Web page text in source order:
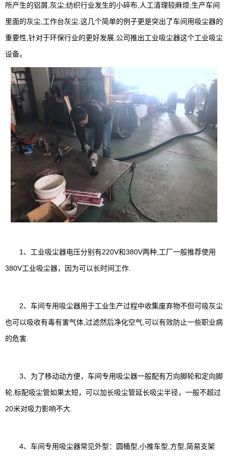
所产生的铝屑,灰尘;纺织行业发生的小碎布,人工清理较麻烦;生产车间
里面的灰尘,工作台灰尘.这几个简单的例子更是突出了车间用吸尘器的
重要性,针对于环保行业的更好发展,公司推出工业吸尘器这个工业吸尘
设备。
1、工业吸尘器电压分别有220V和380V两种,工厂一般推荐使用
380V工业吸尘器，因为可以长时间工作.
2、车间专用吸尘器用于工业生产过程中收集废弃物不但可吸灰尘
也可以吸收有毒有害气体,过滤然后净化空气,可以有效防止一些职业病
的危害.
3、为了移动动方便，车间专用吸尘器一般配有万向脚轮和定向脚
轮,标配吸尘管如果太短，可以加长吸尘管延长吸尘半径，一般不超过
20米对吸力影响不大.
4、车间专用吸尘器常见外型：圆桶型,小推车型,方型,简易支架